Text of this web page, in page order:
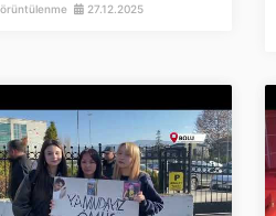
27.12.2025